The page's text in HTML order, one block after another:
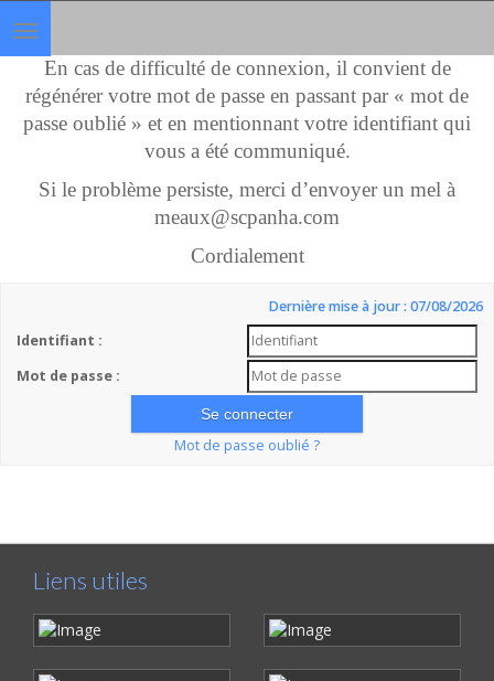
Toggle
navigation
En cas de difficulté de connexion, il convient de
régénérer votre mot de passe en passant par « mot de
passe oublié » et en mentionnant votre identifiant qui
vous a été communiqué.
Si le problème persiste, merci d’envoyer un mel à
meaux@scpanha.com
Cordialement
Dernière mise à jour : 07/08/2026
Identifiant :
Mot de passe :
Mot de passe oublié ?
Liens utiles